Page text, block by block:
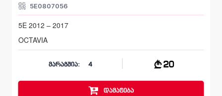
5E0807056
5E 2012 – 2017
OCTAVIA
მარაგშია: 4 20
დამატება